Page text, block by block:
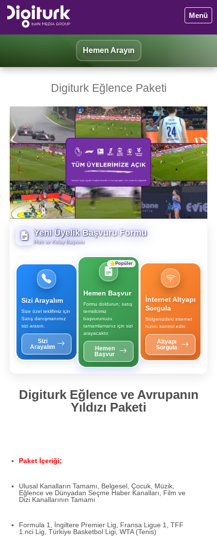
Menü
Hemen Arayın
Digiturk Eğlence Paketi
Yeni Üyelik Başvuru Formu
Hızlı ve Kolay Başvuru
Sizi Arayalım
Size özel teklifimiz için
Satış danışmanımız
sizi arasın.
Sizi
Arayalım
Popüler
Hemen Başvur
Formu doldurun; satış
temsilcimiz
başvurunuzu
tamamlamanız için sizi
arayacaktır.
Hemen
Başvur
İnternet Altyapı
Sorgula
Bölgenizdeki internet
hızını kontrol edin
Altyapı
Sorgula
Digiturk Eğlence ve Avrupanın
Yıldızı Paketi
Paket İçeriği;
Ulusal Kanalların Tamamı, Belgesel, Çocuk, Müzik,
Eğlence ve Dünyadan Seçme Haber Kanalları, Film ve
Dizi Kanallarının Tamamı
Formula 1, İngiltere Premier Lig, Fransa Ligue 1, TFF
1.nci Lig, Türkiye Basketbol Ligi, WTA (Tenis)